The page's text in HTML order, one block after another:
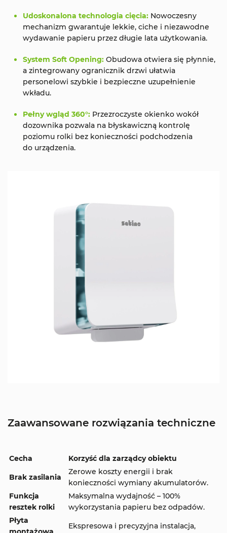
Udoskonalona technologia cięcia: Nowoczesny
mechanizm gwarantuje lekkie, ciche i niezawodne
wydawanie papieru przez długie lata użytkowania.
System Soft Opening: Obudowa otwiera się płynnie,
a zintegrowany ogranicznik drzwi ułatwia
personelowi szybkie i bezpieczne uzupełnienie
wkładu.
Pełny wgląd 360°: Przezroczyste okienko wokół
dozownika pozwala na błyskawiczną kontrolę
poziomu rolki bez konieczności podchodzenia
do urządzenia.
Zaawansowane rozwiązania techniczne
Cecha Korzyść dla zarządcy obiektu
Brak zasilania
Zerowe koszty energii i brak
konieczności wymiany akumulatorów.
Funkcja
resztek rolki
Maksymalna wydajność – 100%
wykorzystania papieru bez odpadów.
Płyta
Ekspresowa i precyzyjna instalacja,